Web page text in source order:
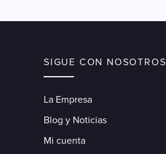
SIGUE CON NOSOTROS
La Empresa
Blog y Noticias
Mi cuenta